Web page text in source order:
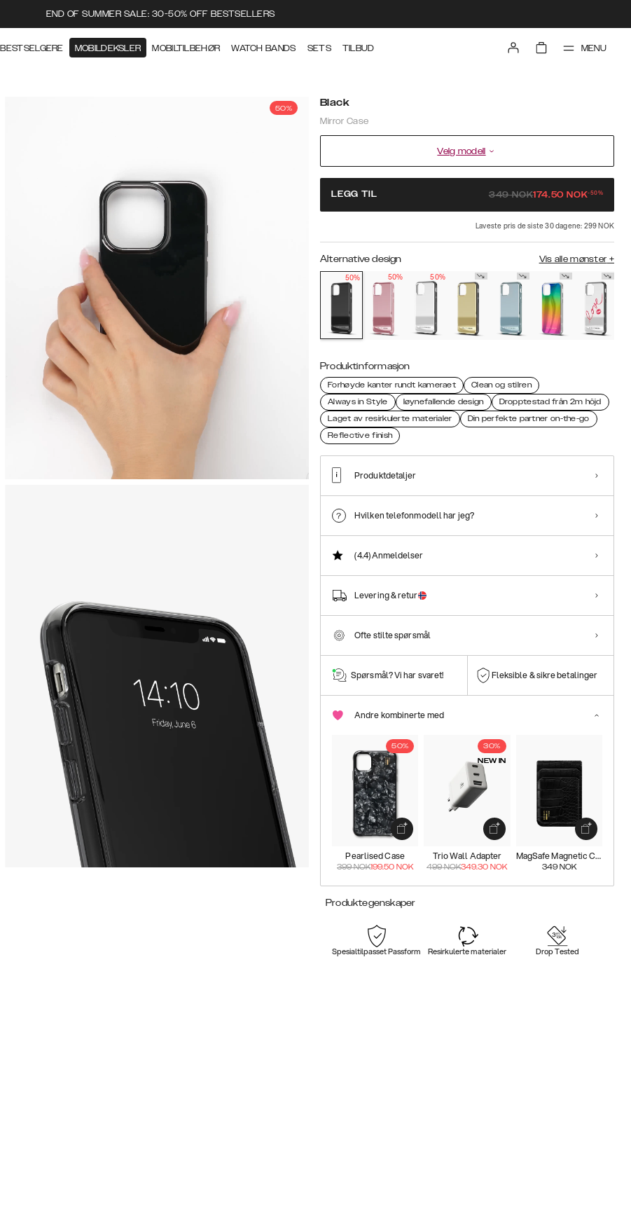
END OF SUMMER SALE: 30-50% OFF BESTSELLERS
BESTSELGERE MOBILDEKSLER MOBILTILBEHØR WATCH BANDS SETS TILBUD MENU
50% Black
Mirror Case
Velg modell
LEGG TIL 349NOK174.50 NOK-50%
Laveste pris de siste 30 dagene: 299 NOK
Alternative design Vis alle mønster +
50%
50% 50%
Produktinformasjon
Forhøyde kanter rundt kameraet
Clean og stilren
Always in Style
Iøynefallende design
Dropptestad från 2m höjd
Laget av resirkulerte materialer
Din perfekte partner on-the-go
Reflective finish
Produktdetaljer
Hvilken telefonmodell har jeg?
(4.4)Anmeldelser
Levering & retur
Ofte stilte spørsmål
Spørsmål? Vi har svaret! Fleksible & sikre betalinger
Andre kombinerte med
50%
Pearlised Case
399NOK199.50 NOK
30%
NEW IN
Trio Wall Adapter
499NOK349.30 NOK
MagSafe Magnetic Card Holder
349 NOK
Produktegenskaper
Spesialtilpasset Passform Resirkulerte materialer Drop Tested